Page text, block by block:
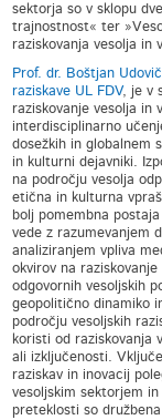
sektorja so v sklopu
trajnostnost« ter
raziskovanja vesolja in
Prof. dr. Boštjan Udovič
raziskave UL FDV, je v
raziskovanje vesolja in
interdisciplinarno
dosežkih in globalnem
in kulturni dejavniki.
na področju vesolja
etična in kulturna
bolj pomembna
vede z razumevanjem
analiziranjem vpliva
okvirov na
odgovornih vesoljskih
geopolitično dinamiko
področju vesoljskih
koristi od raziskovanja
ali izključenosti.
raziskav in inovacij
vesoljskim sektorjem
preteklosti so